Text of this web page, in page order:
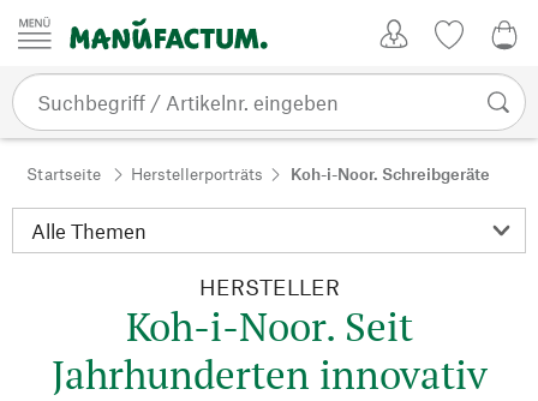
Zum Inhalt springen
Startseite Herstellerporträts Koh-i-Noor. Schreibgeräte
HERSTELLER
Koh-i-Noor. Seit
Jahrhunderten innovativ